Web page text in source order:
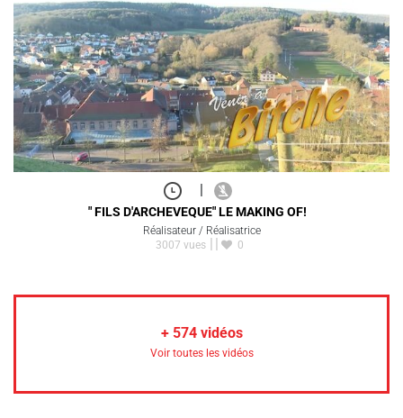
" FILS D'ARCHEVEQUE" LE MAKING OF!
Réalisateur / Réalisatrice
3007 vues
0
+ 574vidéos
Voir toutes les vidéos